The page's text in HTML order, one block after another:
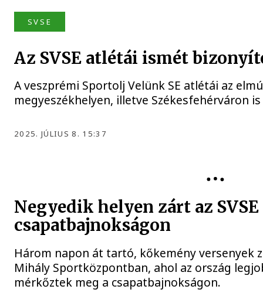
SVSE
Az SVSE atlétái ismét
A veszprémi Sportolj Velünk SE atlétái az
megyeszékhelyen, illetve Székesfehérváron
2025. JÚLIUS 8. 15:37
Negyedik helyen zárt az
csapatbajnokságon
Három napon át tartó, kőkemény versenyek
Mihály Sportközpontban, ahol az ország
mérkőztek meg a csapatbajnokságon.